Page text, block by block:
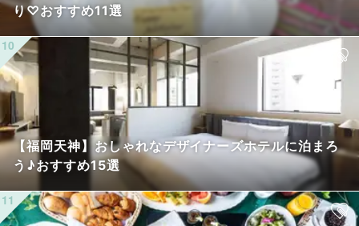
り♡おすすめ11選
【福岡天神】おしゃれなデザイナーズホテルに泊まろ
う♪おすすめ15選